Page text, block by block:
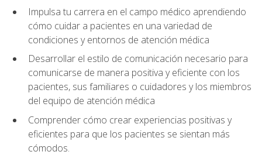
Impulsa tu carrera en el campo médico aprendiendo
cómo cuidar a pacientes en una variedad de
condiciones y entornos de atención médica
Desarrollar el estilo de comunicación necesario para
comunicarse de manera positiva y eficiente con los
pacientes, sus familiares o cuidadores y los miembros
del equipo de atención médica
Comprender cómo crear experiencias positivas y
eficientes para que los pacientes se sientan más
cómodos.